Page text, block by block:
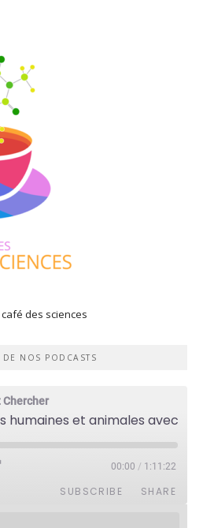
des sciences
DE NOS PODCASTS
Chercher
00:00 / 1:11:22
SUBSCRIBE SHARE